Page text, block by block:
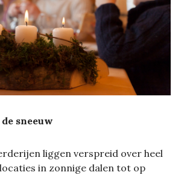
sneeuw
liggen verspreid over heel
in zonnige dalen tot op